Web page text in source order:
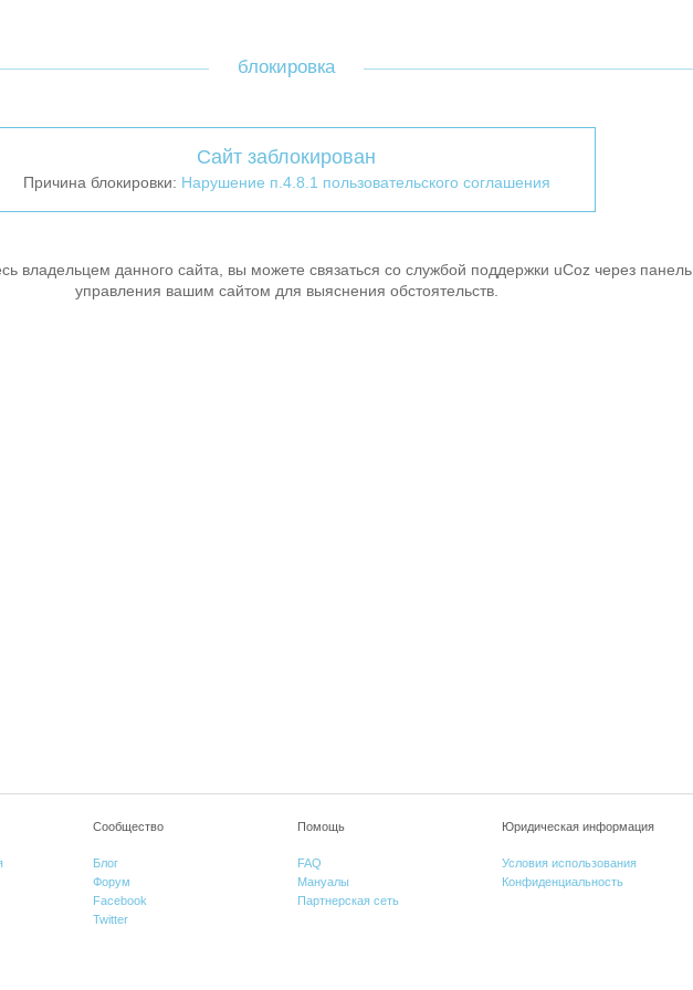
блокировка
Сайт заблокирован
Причина блокировки: Нарушение п.4.8.1 пользовательского соглашения
владельцем данного сайта, вы можете связаться со службой поддержки uCoz через панель
управления вашим сайтом для выяснения обстоятельств.
Сообщество
Блог
Форум
Facebook
Twitter
Помощь
FAQ
Мануалы
Партнерская сеть
Юридическая информация
Условия использования
Конфиденциальность